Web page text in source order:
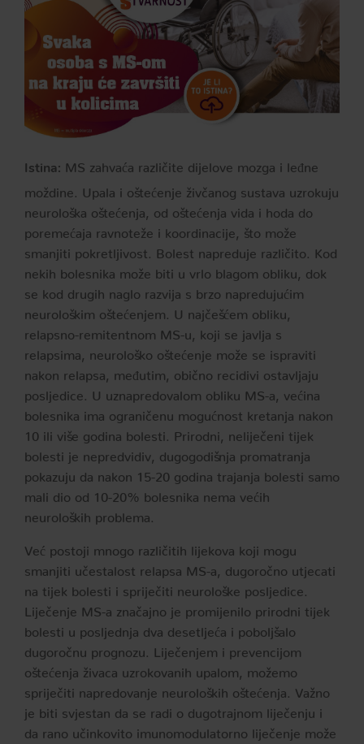
Istina: MS zahvaća različite dijelove mozga i leđne
moždine. Upala i oštećenje živčanog sustava uzrokuju
neurološka oštećenja, od oštećenja vida i hoda do
poremećaja ravnoteže i koordinacije, što može
smanjiti pokretljivost. Bolest napreduje različito. Kod
nekih bolesnika može biti u vrlo blagom obliku, dok
se kod drugih naglo razvija s brzo napredujućim
neurološkim oštećenjem. U najčešćem obliku,
relapsno-remitentnom MS-u, koji se javlja s
relapsima, neurološko oštećenje može se ispraviti
nakon relapsa, međutim, obično recidivi ostavljaju
posljedice. U uznapredovalom obliku MS-a, većina
bolesnika ima ograničenu mogućnost kretanja nakon
10 ili više godina bolesti. Prirodni, neliječeni tijek
bolesti je nepredvidiv, dugogodišnja promatranja
pokazuju da nakon 15-20 godina trajanja bolesti samo
mali dio od 10-20% bolesnika nema većih
neuroloških problema.
Već postoji mnogo različitih lijekova koji mogu
smanjiti učestalost relapsa MS-a, dugoročno utjecati
na tijek bolesti i spriječiti neurološke posljedice.
Liječenje MS-a značajno je promijenilo prirodni tijek
bolesti u posljednja dva desetljeća i poboljšalo
dugoročnu prognozu. Liječenjem i prevencijom
oštećenja živaca uzrokovanih upalom, možemo
spriječiti napredovanje neuroloških oštećenja. Važno
je biti svjestan da se radi o dugotrajnom liječenju i
da rano učinkovito imunomodulatorno liječenje može